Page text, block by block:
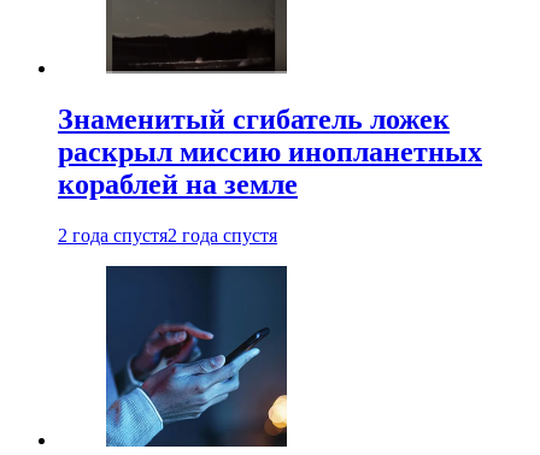
Знаменитый сгибатель ложек
раскрыл миссию инопланетных
кораблей на земле
2 года спустя2 года спустя